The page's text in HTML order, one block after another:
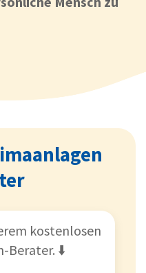
kostenlosen
Berater. ⬇️